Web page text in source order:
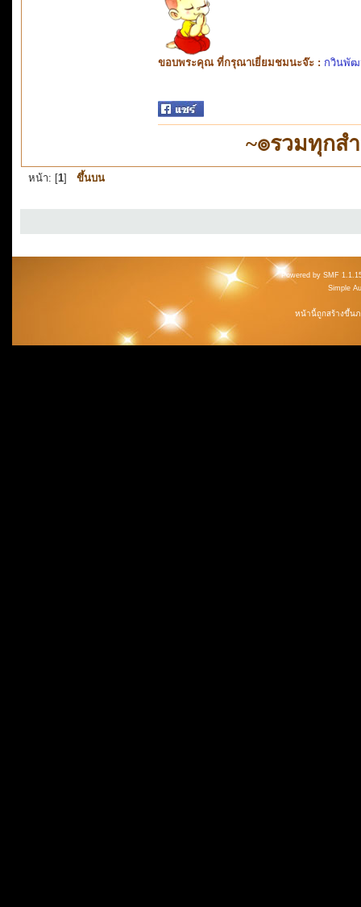
ขอบพระคุณ ที่กรุณาเยี่ยมชมนะจ๊ะ : กวินพั
~๏รวมทุกส
หน้า: [1] ขึ้นบน
Powered by SMF
Simple
หน้านี้ถูกสร้างขึ้นภ